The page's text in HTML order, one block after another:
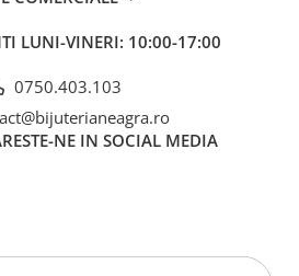
LUNI-VINERI: 10:00-17:00
0750.403.103
NE IN SOCIAL MEDIA